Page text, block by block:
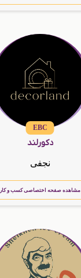
EBC
دکورلند
نجفی
مشاهده صفحه اختصاصی کسب و کار